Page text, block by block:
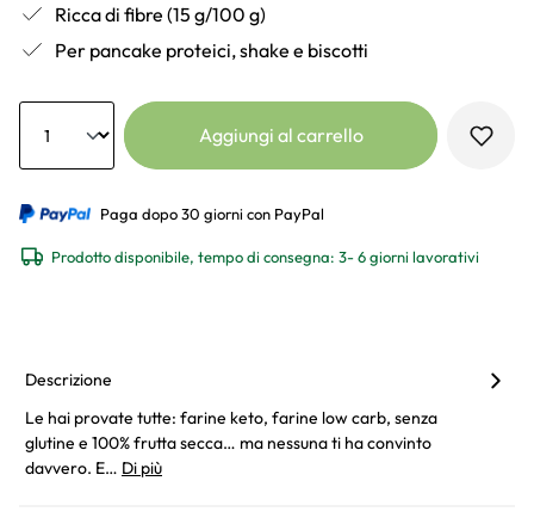
Ricca di fibre (15 g/100 g)
Per pancake proteici, shake e biscotti
Anzahl
Aggiungi al carrello
Paga dopo 30 giorni con PayPal
Prodotto disponibile, tempo di consegna: 3- 6 giorni lavorativi
Descrizione
Le hai provate tutte: farine keto, farine low carb, senza
glutine e 100% frutta secca… ma nessuna ti ha convinto
davvero. E… Di più